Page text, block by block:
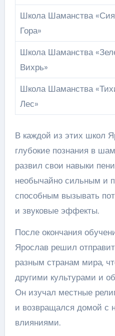
Школа Шаманства
Гора»
Школа Шаманства
Вихрь»
Школа Шаманства
Лес»
В каждой из этих школ
глубокие познания в
развил свои навыки
необычайно сильным и
способным вызывать
и звуковые эффекты.
После окончания
Ярослав решил
разным странам мира,
другими культурами и
Он изучал местные
и возвращался домой с
влияниями.